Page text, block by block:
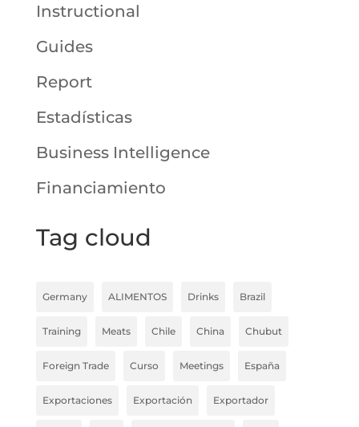
Instructional
Guides
Report
Estadísticas
Business Intelligence
Financiamiento
Tag cloud
Germany ALIMENTOS Drinks Brazil
Training Meats Chile China Chubut
Foreign Trade Curso Meetings España
Exportaciones Exportación Exportador